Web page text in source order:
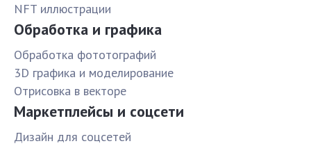
NFT иллюстрации
Обработка и графика
Обработка фототографий
3D графика и моделирование
Отрисовка в векторе
Маркетплейсы и соцсети
Дизайн для соцсетей